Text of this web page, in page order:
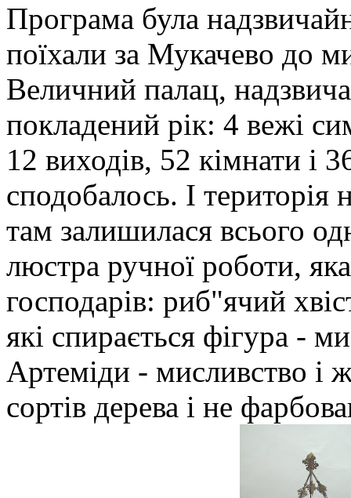
Програма була
поїхали за Мукачево до
Величний палац,
покладений рік: 4 вежі
12 виходів, 52 кімнати і
сподобалось. І територія
там залишилася всього
люстра ручної роботи,
господарів: риб"ячий
які спирається фігура -
Артеміди - мисливство і
сортів дерева і не